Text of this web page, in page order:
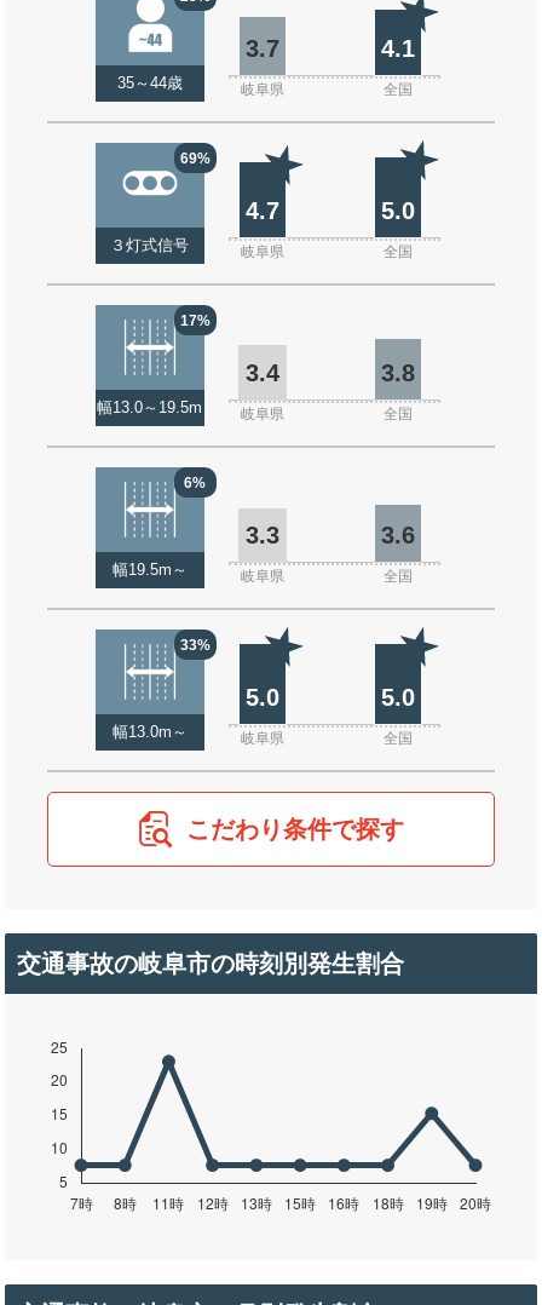
35～44歳
3.7 4.1
岐阜県 全国
69%
３灯式信号
4.7 5.0
岐阜県 全国
17%
幅13.0～19.5m
3.4 3.8
岐阜県 全国
6%
幅19.5m～
3.3 3.6
岐阜県 全国
33%
幅13.0m～
5.0 5.0
岐阜県 全国
こだわり条件で探す
交通事故の岐阜市の時刻別発生割合